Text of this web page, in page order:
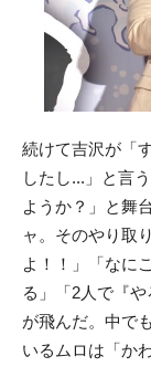
続けて吉沢が「
したし...」と言
ようか？」と舞
ャ。そのやり取
よ！！」「なに
る」「2人で『
が飛んだ。中で
いるムロは「か